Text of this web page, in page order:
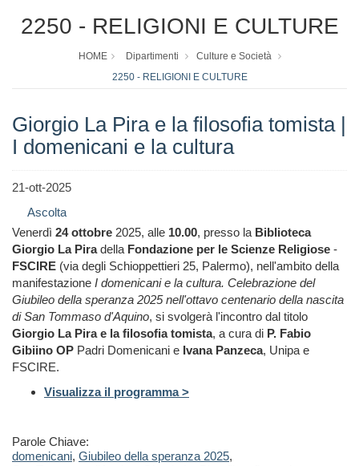
2250 - RELIGIONI E CULTURE
HOME Dipartimenti
Culture e Società
2250 - RELIGIONI E CULTURE
Giorgio La Pira e la filosofia tomista |
I domenicani e la cultura
21-ott-2025
Ascolta
Venerdì 24 ottobre 2025, alle 10.00, presso la Biblioteca
Giorgio La PiradellaFondazione per le Scienze Religiose -
FSCIRE (via degli Schioppettieri 25, Palermo), nell'ambito della
manifestazione I domenicani e la cultura. Celebrazione del
Giubileo della speranza 2025 nell'ottavo centenario della nascita
di San Tommaso d'Aquino, si svolgerà l'incontro dal titolo
Giorgio La Pira e la filosofia tomista, a cura di P. Fabio
Gibiino OP Padri Domenicani e Ivana Panzeca, Unipa e
FSCIRE.
Visualizza il programma >
Parole Chiave:
domenicani, Giubileo della speranza 2025,